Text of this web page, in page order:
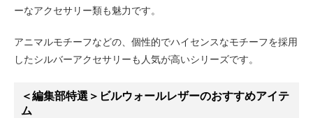
ーなアクセサリー類も魅力です。
アニマルモチーフなどの、個性的でハイセンスなモチーフを採用
したシルバーアクセサリーも人気が高いシリーズです。
＜編集部特選＞ビルウォールレザーのおすすめアイテ
ム